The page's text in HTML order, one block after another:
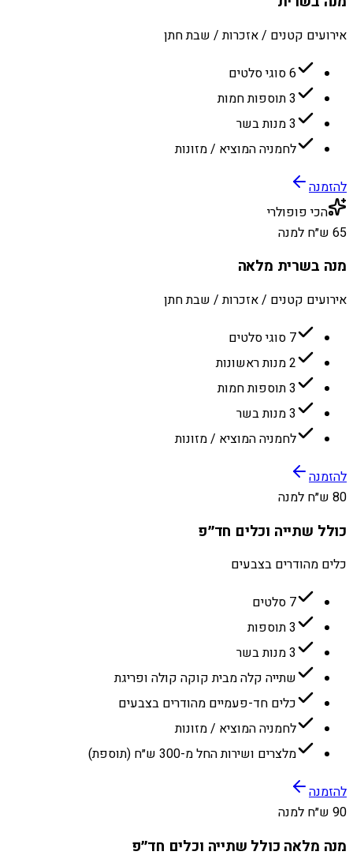
אירועים קטנים / אזכרות / שבת חתן
6 סוגי סלטים
3 תוספות חמות
3 מנות בשר
לחמניה המוציא / מזונות
להזמנה
הכי פופולרי
65 ש״ח למנה
מנה בשרית מלאה
אירועים קטנים / אזכרות / שבת חתן
7 סוגי סלטים
2 מנות ראשונות
3 תוספות חמות
3 מנות בשר
לחמניה המוציא / מזונות
להזמנה
80 ש״ח למנה
כולל שתייה וכלים חד״פ
כלים מהודרים בצבעים
7 סלטים
3 תוספות
3 מנות בשר
שתייה קלה מבית קוקה קולה ופריגת
כלים חד-פעמיים מהודרים בצבעים
לחמניה המוציא / מזונות
מלצרים ושירות החל מ-300 ש״ח (תוספת)
להזמנה
90 ש״ח למנה
מנה מלאה כולל שתייה וכלים חד״פ